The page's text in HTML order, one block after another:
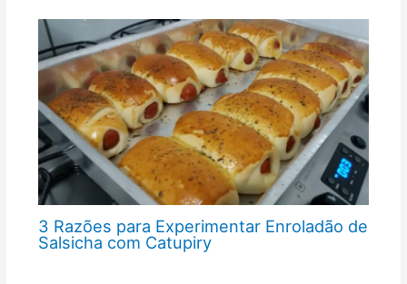
3 Razões para Experimentar Enroladão de
Salsicha com Catupiry